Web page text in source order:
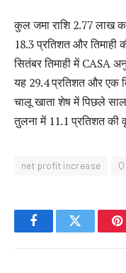
कुल जमा राशि 2.77 लाख
18.3 प्रतिशत और
सितंबर तिमाही में CASA
यह 29.4 प्रतिशत और एक
चालू खाता शेष में पिछले
तुलना में 11.1 प्रतिशत की
net profit increase
FacebookTwitter